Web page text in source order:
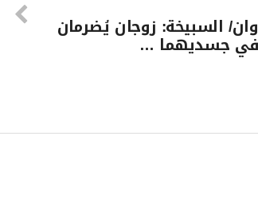
السبيخة: زوجان يُضرمان
في جسديهما …